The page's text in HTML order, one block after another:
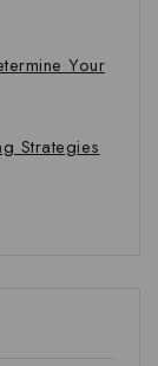
Your
Strategies